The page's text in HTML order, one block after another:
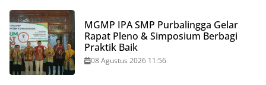
MGMP IPA SMP Purbalingga Gelar
Rapat Pleno & Simposium Berbagi
Praktik Baik
08 Agustus 2026 11:56